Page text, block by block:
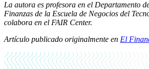
La autora es profesora en el Departamento
Finanzas de la Escuela de Negocios del
colabora en el FAIR Center.
Artículo publicado originalmente en El